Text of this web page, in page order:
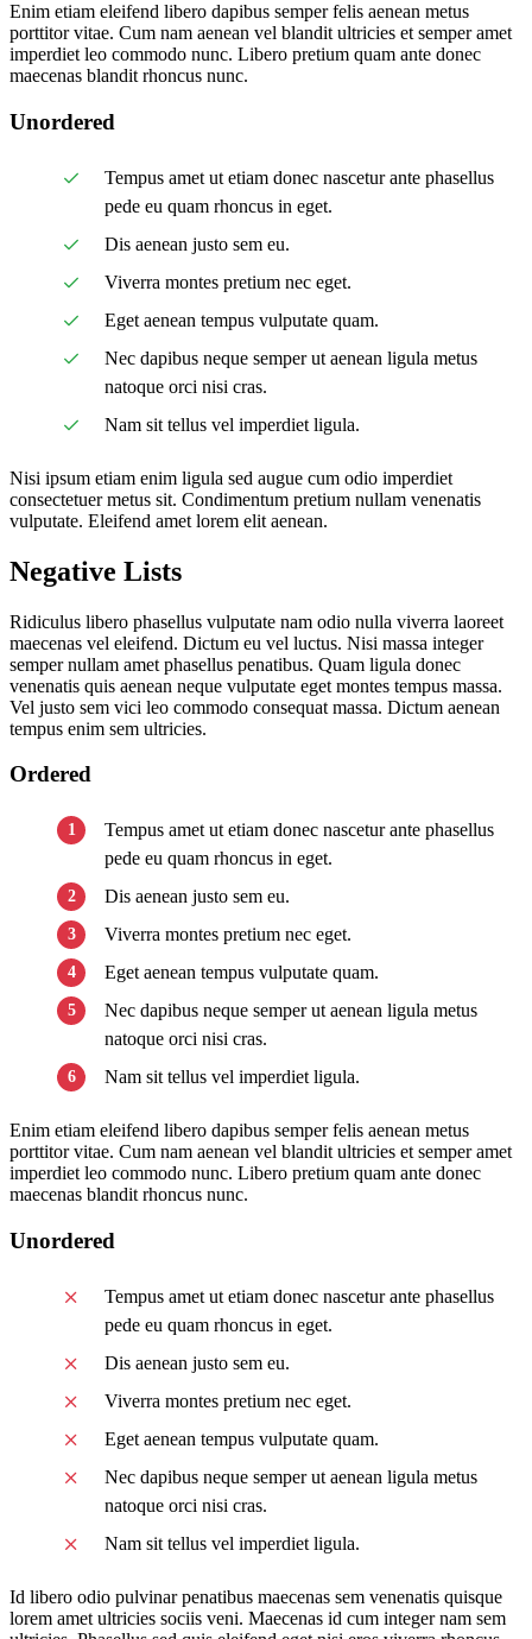
Enim etiam eleifend libero dapibus semper felis aenean metus
porttitor vitae. Cum nam aenean vel blandit ultricies et semper amet
imperdiet leo commodo nunc. Libero pretium quam ante donec
maecenas blandit rhoncus nunc.
Unordered
Tempus amet ut etiam donec nascetur ante phasellus
pede eu quam rhoncus in eget.
Dis aenean justo sem eu.
Viverra montes pretium nec eget.
Eget aenean tempus vulputate quam.
Nec dapibus neque semper ut aenean ligula metus
natoque orci nisi cras.
Nam sit tellus vel imperdiet ligula.
Nisi ipsum etiam enim ligula sed augue cum odio imperdiet
consectetuer metus sit. Condimentum pretium nullam venenatis
vulputate. Eleifend amet lorem elit aenean.
Negative Lists
Ridiculus libero phasellus vulputate nam odio nulla viverra laoreet
maecenas vel eleifend. Dictum eu vel luctus. Nisi massa integer
semper nullam amet phasellus penatibus. Quam ligula donec
venenatis quis aenean neque vulputate eget montes tempus massa.
Vel justo sem vici leo commodo consequat massa. Dictum aenean
tempus enim sem ultricies.
Ordered
Tempus amet ut etiam donec nascetur ante phasellus
pede eu quam rhoncus in eget.
Dis aenean justo sem eu.
Viverra montes pretium nec eget.
Eget aenean tempus vulputate quam.
Nec dapibus neque semper ut aenean ligula metus
natoque orci nisi cras.
Nam sit tellus vel imperdiet ligula.
Enim etiam eleifend libero dapibus semper felis aenean metus
porttitor vitae. Cum nam aenean vel blandit ultricies et semper amet
imperdiet leo commodo nunc. Libero pretium quam ante donec
maecenas blandit rhoncus nunc.
Unordered
Tempus amet ut etiam donec nascetur ante phasellus
pede eu quam rhoncus in eget.
Dis aenean justo sem eu.
Viverra montes pretium nec eget.
Eget aenean tempus vulputate quam.
Nec dapibus neque semper ut aenean ligula metus
natoque orci nisi cras.
Nam sit tellus vel imperdiet ligula.
Id libero odio pulvinar penatibus maecenas sem venenatis quisque
lorem amet ultricies sociis veni. Maecenas id cum integer nam sem